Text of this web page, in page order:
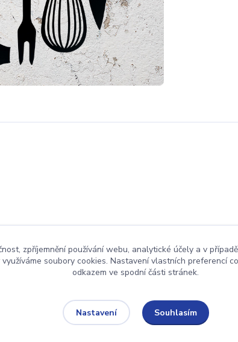
Upravit sběr cookies.
zpříjemnění používání webu, analytické účely a v
soubory cookies. Nastavení vlastních preferencí
odkazem ve spodní části stránek.
Nastavení Souhlasím